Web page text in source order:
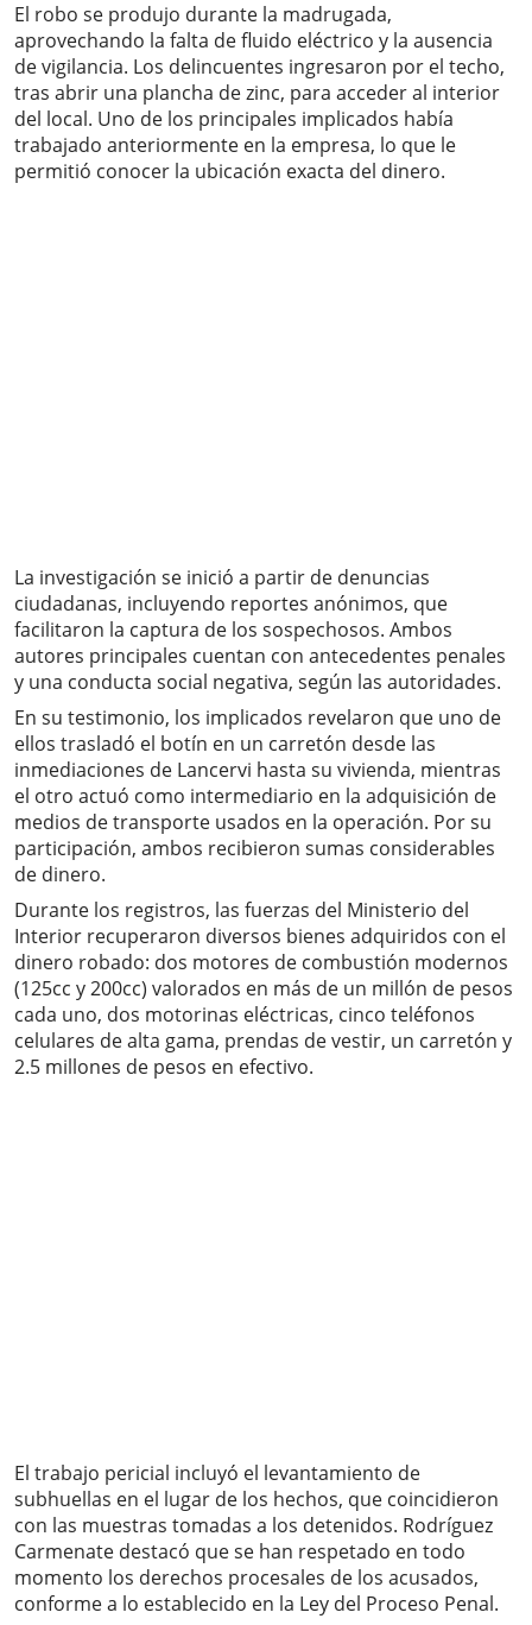
El robo se produjo durante la madrugada,
aprovechando la falta de fluido eléctrico y la ausencia
de vigilancia. Los delincuentes ingresaron por el techo,
tras abrir una plancha de zinc, para acceder al interior
del local. Uno de los principales implicados había
trabajado anteriormente en la empresa, lo que le
permitió conocer la ubicación exacta del dinero.
La investigación se inició a partir de denuncias
ciudadanas, incluyendo reportes anónimos, que
facilitaron la captura de los sospechosos. Ambos
autores principales cuentan con antecedentes penales
y una conducta social negativa, según las autoridades.
En su testimonio, los implicados revelaron que uno de
ellos trasladó el botín en un carretón desde las
inmediaciones de Lancervi hasta su vivienda, mientras
el otro actuó como intermediario en la adquisición de
medios de transporte usados en la operación. Por su
participación, ambos recibieron sumas considerables
de dinero.
Durante los registros, las fuerzas del Ministerio del
Interior recuperaron diversos bienes adquiridos con el
dinero robado: dos motores de combustión modernos
(125cc y 200cc) valorados en más de un millón de pesos
cada uno, dos motorinas eléctricas, cinco teléfonos
celulares de alta gama, prendas de vestir, un carretón y
2.5 millones de pesos en efectivo.
El trabajo pericial incluyó el levantamiento de
subhuellas en el lugar de los hechos, que coincidieron
con las muestras tomadas a los detenidos. Rodríguez
Carmenate destacó que se han respetado en todo
momento los derechos procesales de los acusados,
conforme a lo establecido en la Ley del Proceso Penal.